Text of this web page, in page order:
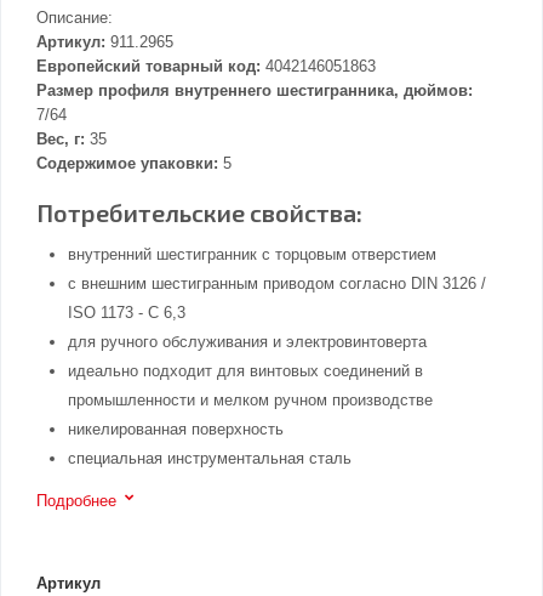
Описание:
Артикул: 911.2965
Европейский товарный код: 4042146051863
Размер профиля внутреннего шестигранника, дюймов:
7/64
Вес, г: 35
Содержимое упаковки: 5
Потребительские свойства:
внутренний шестигранник с торцовым отверстием
с внешним шестигранным приводом согласно DIN 3126 /
ISO 1173 - C 6,3
для ручного обслуживания и электровинтоверта
идеально подходит для винтовых соединений в
промышленности и мелком ручном производстве
никелированная поверхность
специальная инструментальная сталь
Подробнее
Артикул